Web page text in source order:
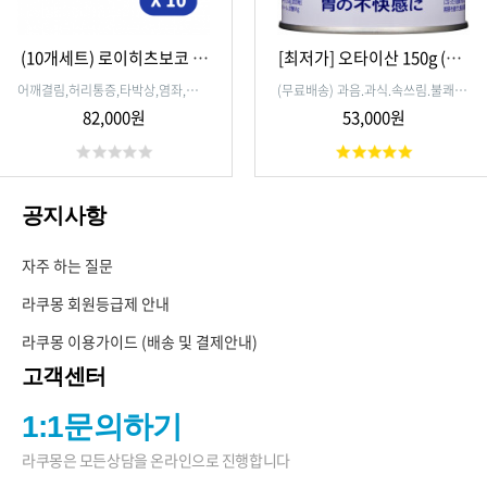
(10개세트) 로이히츠보코 동
전파스 대형 78매입
어깨결림,허리통증,타박상,염좌,관절
통,근육통,근육피로,가벼운동상에 탁
월
82,000원
[최저가] 오타이산 150g (3개
세트)
(무료배송) 과음.과식.속쓰림.불쾌감.
위통.소화불량,위산과다,식욕부진.위
복부팽만감,구토를 빠르게 해결
53,000원
공지사항
자주 하는 질문
라쿠몽 회원등급제 안내
라쿠몽 이용가이드 (배송 및 결제안내)
고객센터
1:1문의하기
라쿠몽은 모든상담을 온라인으로 진행합니다